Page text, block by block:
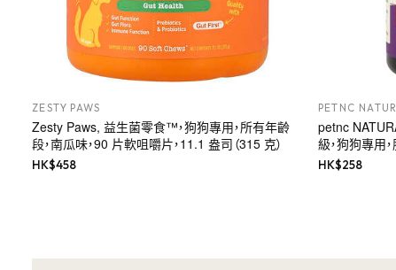
ZESTY PAWS
Zesty Paws, 益生菌零食™，狗狗專用，所有年齡
段，南瓜味，90 片軟咀嚼片，11.1 盎司（315 克）
HK$458
PETNC
petnc
級，狗狗專用
HK$258